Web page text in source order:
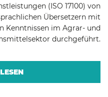
(ISO 17100) von
Übersetzern mit
Kenntnissen im Agrar- und
durchgeführt.